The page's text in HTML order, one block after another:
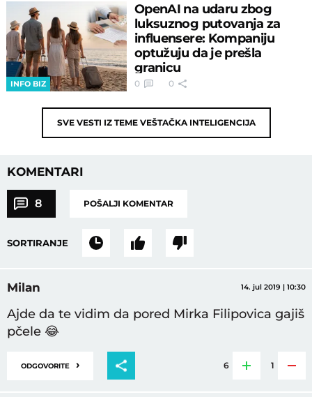
INFO BIZ
OpenAI na udaru zbog
luksuznog putovanja za
influensere: Kompaniju
optužuju da je prešla
granicu
0 0
SVE VESTI IZ TEME VEŠTAČKA INTELIGENCIJA
KOMENTARI
8 POŠALJI KOMENTAR
SORTIRANJE
Milan 14. jul 2019 | 10:30
Ajde da te vidim da pored Mirka Filipovica gajiš
pčele 😂
ODGOVORITE › 6 1